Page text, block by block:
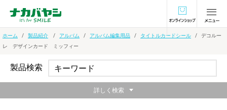
オンラインショ
ホーム 製品紹介 アルバム アルバム編集用品 タイトルカードシール
デコルー
レ デザインカード ミッフィー
製品検索
詳しく検索